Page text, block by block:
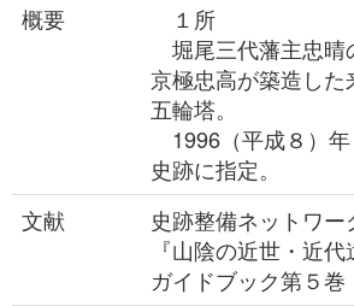
概要
１所
堀尾三代藩主忠晴
京極忠高が築造した
五輪塔。
1996（平成８）
史跡に指定。
文献
史跡整備ネットワ
『山陰の近世・近
ガイドブック第５巻